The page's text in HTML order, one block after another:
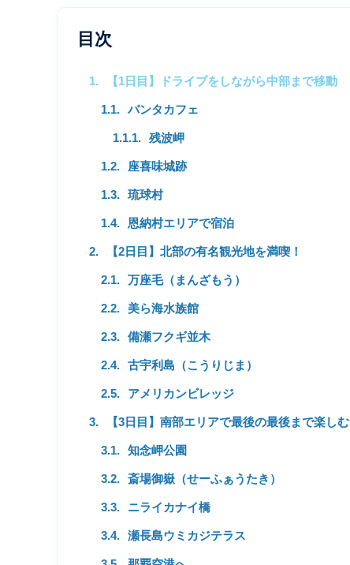
目次
【1日目】ドライブをしながら中部まで移動
バンタカフェ
残波岬
座喜味城跡
琉球村
恩納村エリアで宿泊
【2日目】北部の有名観光地を満喫！
万座毛（まんざもう）
美ら海水族館
備瀬フクギ並木
古宇利島（こうりじま）
アメリカンビレッジ
【3日目】南部エリアで最後の最後まで楽しむ
知念岬公園
斎場御嶽（せーふぁうたき）
ニライカナイ橋
瀬長島ウミカジテラス